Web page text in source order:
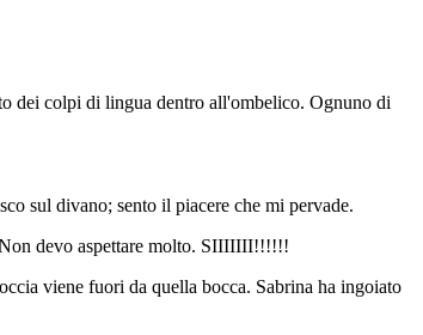
dei colpi di lingua dentro all'ombelico. Ognuno di
sul divano; sento il piacere che mi pervade.
devo aspettare molto. SIIIIIII!!!!!!
viene fuori da quella bocca. Sabrina ha ingoiato